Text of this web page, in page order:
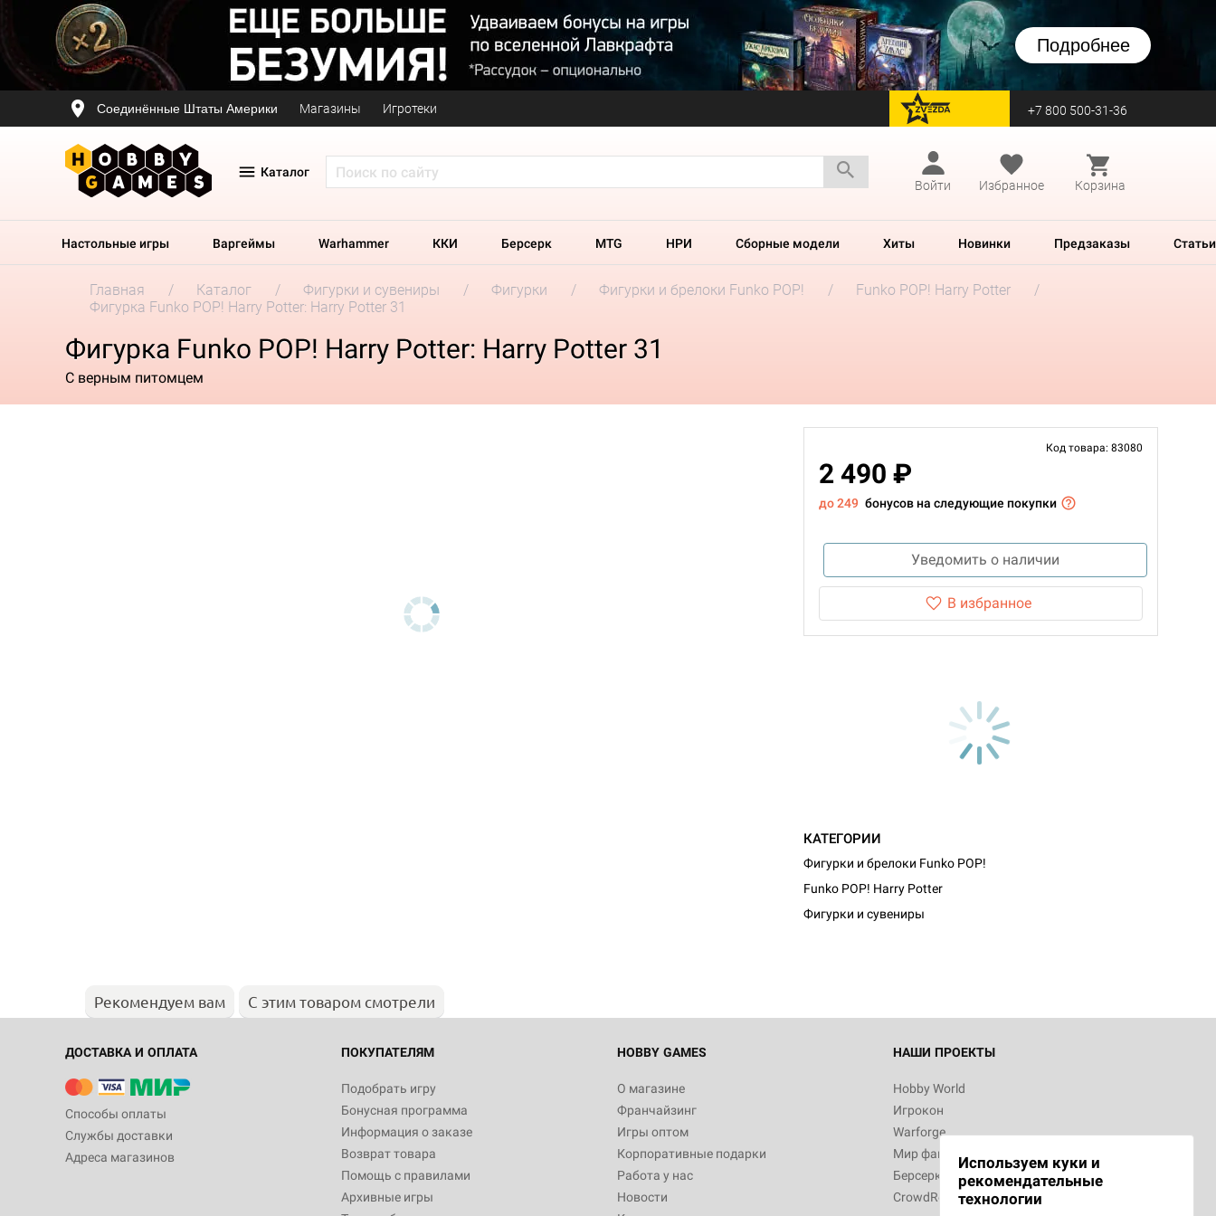
Подробнее
Соединённые Штаты Америки Магазины Игротеки перейти на Zvezda +7 800 500-31-36
Каталог
Войти
Избранное Корзина
Настольные игры Варгеймы Warhammer ККИ Берсерк MTG НРИ Сборные модели Хиты Новинки Предзаказы Статьи
Главная Каталог Фигурки и сувениры Фигурки Фигурки и брелоки Funko POP!
Funko POP! Harry Potter
Фигурка Funko POP! Harry Potter: Harry Potter 31
Фигурка Funko POP! Harry Potter: Harry Potter 31
С верным питомцем
Код товара: 83080
2 490 ₽
до 249 бонусов на следующие покупки
Уведомить о наличии
В избранное
КАТЕГОРИИ
Фигурки и брелоки Funko POP!
Funko POP! Harry Potter
Фигурки и сувениры
Рекомендуем вам С этим товаром смотрели
ДОСТАВКА И ОПЛАТА
Способы оплаты
Службы доставки
Адреса магазинов
ПОКУПАТЕЛЯМ
Подобрать игру
Бонусная программа
Информация о заказе
Возврат товара
Помощь с правилами
Архивные игры
HOBBY GAMES
О магазине
Франчайзинг
Игры оптом
Корпоративные подарки
Работа у нас
Новости
НАШИ ПРОЕКТЫ
Hobby World
Игрокон
Warforge
Мир фантастики
Берсерк
CrowdRepublic
Используем куки и
рекомендательные
технологии